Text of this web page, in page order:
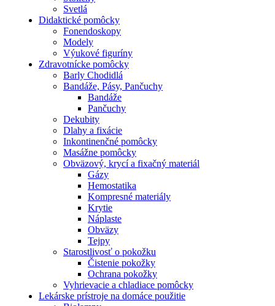
Svetlá
Didaktické pomôcky
Fonendoskopy
Modely
Výukové figuríny
Zdravotnícke pomôcky
Barly Chodidlá
Bandáže, Pásy, Pančuchy
Bandáže
Pančuchy
Dekubity
Dlahy a fixácie
Inkontinenčné pomôcky
Masážne pomôcky
Obväzový, krycí a fixačný materiál
Gázy
Hemostatika
Kompresné materiály
Krytie
Náplaste
Obväzy
Tejpy
Starostlivosť o pokožku
Čistenie pokožky
Ochrana pokožky
Vyhrievacie a chladiace pomôcky
Lekárske prístroje na domáce použitie